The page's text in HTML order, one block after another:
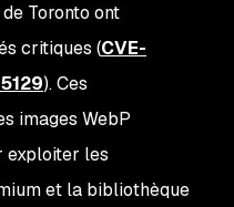
Toronto ont
critiques (CVE-
). Ces
images WebP
exploiter les
et la bibliothèque